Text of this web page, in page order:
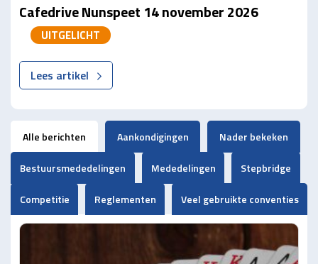
Cafedrive Nunspeet 14 november 2026
UITGELICHT
Lees artikel
Alle berichten Aankondigingen Nader bekeken
Bestuursmededelingen Mededelingen Stepbridge
Competitie Reglementen Veel gebruikte conventies